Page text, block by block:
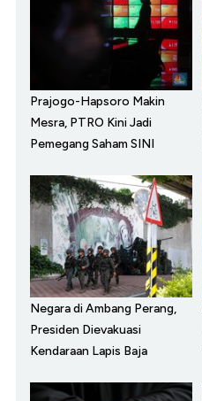
Prajogo-Hapsoro Makin
Mesra, PTRO Kini Jadi
Pemegang Saham SINI
Negara di Ambang Perang,
Presiden Dievakuasi
Kendaraan Lapis Baja